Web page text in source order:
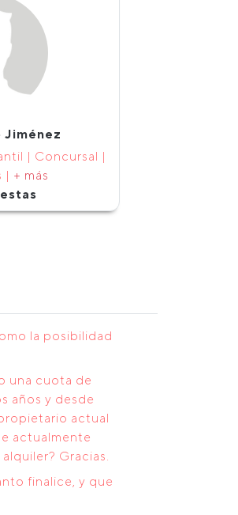
Jiménez
| Concursal |
| + más
la posibilidad
una cuota de
años y desde
actual
actualmente
Gracias.
finalice, y que